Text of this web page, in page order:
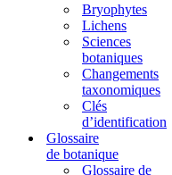
Bryophytes
Lichens
Sciences
botaniques
Changements
taxonomiques
Clés
d’identification
Glossaire
de botanique
Glossaire de